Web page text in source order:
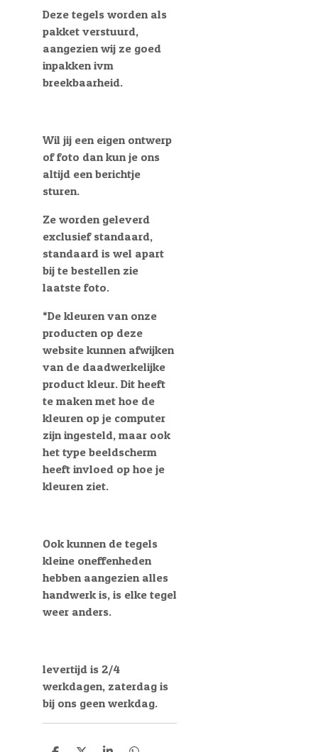
Deze tegels worden als
pakket verstuurd,
aangezien wij ze goed
inpakken ivm
breekbaarheid.
Wil jij een eigen ontwerp
of foto dan kun je ons
altijd een berichtje
sturen.
Ze worden geleverd
exclusief standaard,
standaard is wel apart
bij te bestellen zie
laatste foto.
*De kleuren van onze
producten op deze
website kunnen afwijken
van de daadwerkelijke
product kleur. Dit heeft
te maken met hoe de
kleuren op je computer
zijn ingesteld, maar ook
het type beeldscherm
heeft invloed op hoe je
kleuren ziet.
Ook kunnen de tegels
kleine oneffenheden
hebben aangezien alles
handwerk is, is elke tegel
weer anders.
levertijd is 2/4
werkdagen, zaterdag is
bij ons geen werkdag.